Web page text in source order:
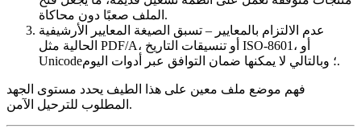
الملف صعبًا دون محاكاة.
عدم الالتزام بالمعايير – تسبق الصيغة المعايير الأرشيفية
الحالية مثل PDF/A، أو تنسيقات التاريخ ISO‑8601، أو
Unicode؛ وبالتالي لا يمكنها ضمان التوافق عبر أدوات اليوم.
فهم موضع ملف معين على هذا الطيف يحدد مستوى الجهد
المطلوب للترحيل الآمن.